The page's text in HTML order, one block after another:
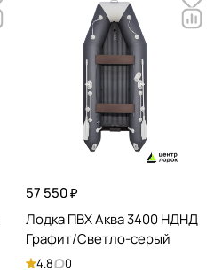
57 550 ₽
Лодка ПВХ Аква 3400 НДНД
Графит/Светло-серый
4.8 0